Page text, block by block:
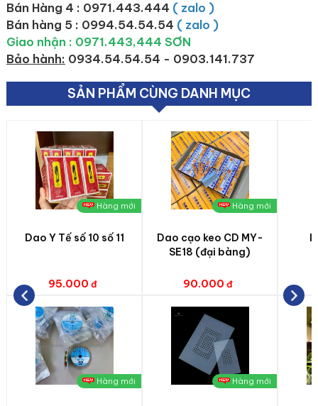
Bán Hàng 4 : 0971.443.444 ( zalo )
Bán hàng 5 : 0994.54.54.54 ( zalo )
Giao nhận : 0971.443,444 SƠN
Bảo hành: 0934.54.54.54 - 0903.141.737
SẢN PHẨM CÙNG DANH MỤC
Hàng mới
Dao Y Tế số 10 số 11
95.000
Hàng mới
Hàng mới
Dao cạo keo CD MY-
SE18 (đại bàng)
90.000
Hàng mới